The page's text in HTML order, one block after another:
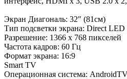
Экран Диагональ: 32" (81см)
Тип подсветки экрана: Direct LED
Разрешение: 1366 x 768 пикселей
Частота кадров: 60 Гц
Формат экрана: 16:9
Smart TV
Операционная система: